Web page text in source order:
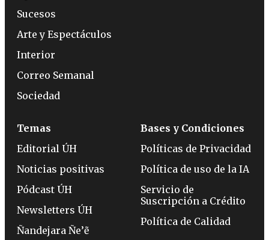
Sucesos
Arte y Espectáculos
Interior
Correo Semanal
Sociedad
Temas
Editorial ÚH
Noticias positivas
Pódcast ÚH
Newsletters ÚH
Ñandejara Ñe’ẽ
Bases y Condiciones
Políticas de Privacidad
Política de uso de la IA
Servicio de
Suscripción a Crédito
Política de Calidad